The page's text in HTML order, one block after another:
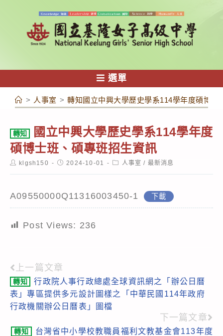
容
選單
> 人事室 > 轉知國立中興大學歷史學系114學年度碩博士
轉知
國立中興大學歷史學系114學年度
碩博士班、碩專班招生資訊
Postklgsh150
Post2024-10-01
Post人事室 / 最新消息
A09550000Q11316003450-1 下載
Post Views: 236
Read
more
articles
上一篇文章
轉知
行政院人事行政總處全球資訊網之「辦公日曆
表」專區提供多元設計圖樣之「中華民國114年政府
行政機關辦公日曆表」圖檔
下一篇文章
轉知
台灣省中小學校教職員福利文教基金會113年度